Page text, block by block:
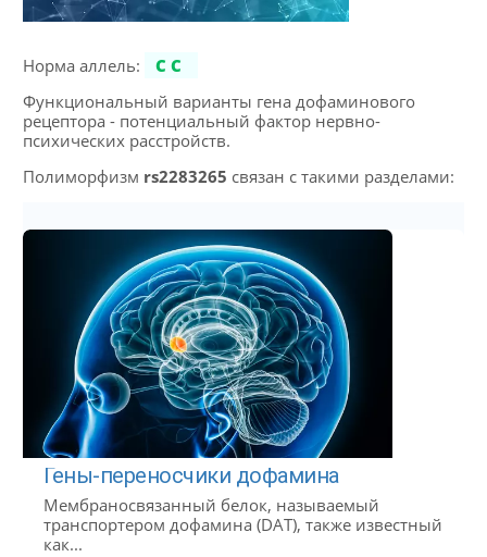
Норма аллель:
CC
Функциональный варианты гена дофаминового
рецептора - потенциальный фактор нервно-
психических расстройств.
Полиморфизм rs2283265 связан с такими разделами:
Гены-переносчики дофамина
Мембраносвязанный белок, называемый
транспортером дофамина (DAT), также известный
как...